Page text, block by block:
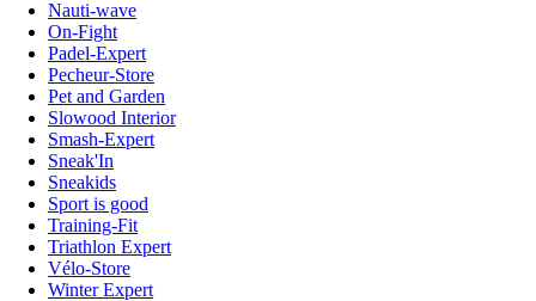
Nauti-wave
On-Fight
Padel-Expert
Pecheur-Store
Pet and Garden
Slowood Interior
Smash-Expert
Sneak'In
Sneakids
Sport is good
Training-Fit
Triathlon Expert
Vélo-Store
Winter Expert